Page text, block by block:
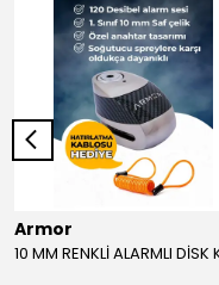
Armor